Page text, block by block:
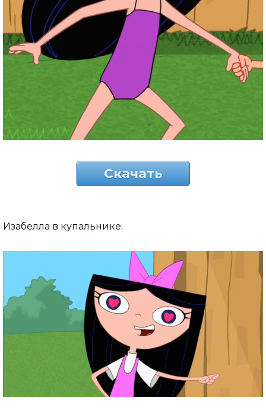
Скачать
Изабелла в купальнике.